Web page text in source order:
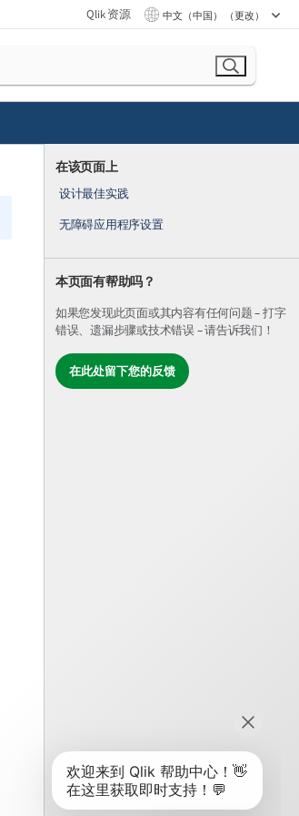
Qlik 资源 中文（中国） （更改）
在该页面上
设计最佳实践
无障碍应用程序设置
本页面有帮助吗？
如果您发现此页面或其内容有任何问题 – 打字
错误、遗漏步骤或技术错误 – 请告诉我们！
在此处留下您的反馈